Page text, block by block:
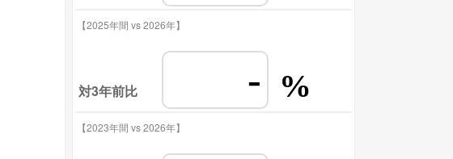
【2025年間 vs 2026年】
対3年前比 - %
【2023年間 vs 2026年】